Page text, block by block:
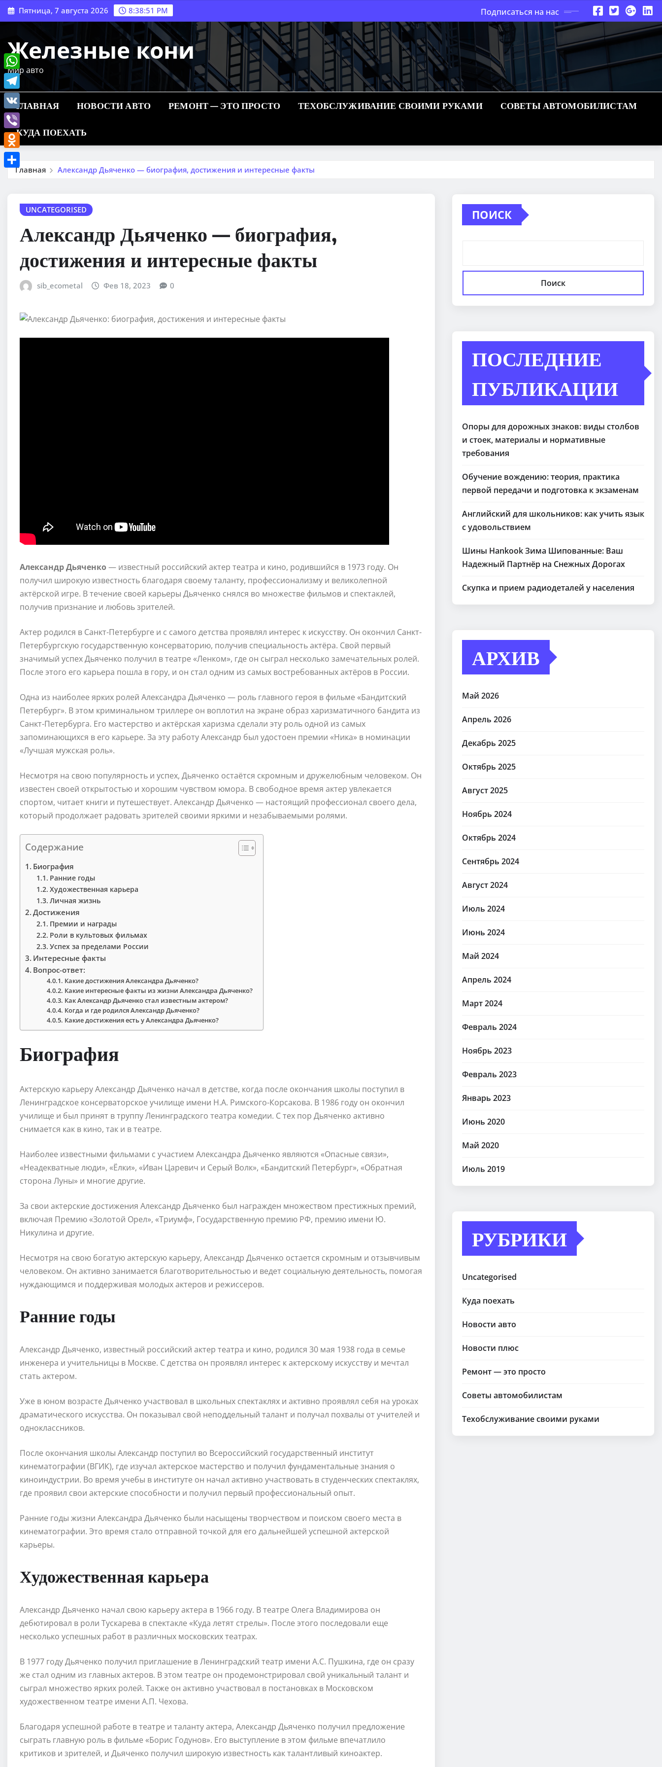
Перейти
к
Пятница, 7 августа 2026 8:38:52 PM Подписаться на нас
Железные кони
Мир авто
ГЛАВНАЯ НОВОСТИ АВТО РЕМОНТ — ЭТО ПРОСТО ТЕХОБСЛУЖИВАНИЕ СВОИМИ РУКАМИ СОВЕТЫ АВТОМОБИЛИСТАМ
КУДА ПОЕХАТЬ
Главная Александр Дьяченко — биография, достижения и интересные факты
UNCATEGORISED
Александр Дьяченко — биография,
достижения и интересные факты
sib_ecometal Фев 18, 2023 0
Александр Дьяченко — известный российский актер театра и кино, родившийся в 1973 году. Он
получил широкую известность благодаря своему таланту, профессионализму и великолепной
актёрской игре. В течение своей карьеры Дьяченко снялся во множестве фильмов и спектаклей,
получив признание и любовь зрителей.
Актер родился в Санкт-Петербурге и с самого детства проявлял интерес к искусству. Он окончил Санкт-
Петербургскую государственную консерваторию, получив специальность актёра. Свой первый
значимый успех Дьяченко получил в театре «Ленком», где он сыграл несколько замечательных ролей.
После этого его карьера пошла в гору, и он стал одним из самых востребованных актёров в России.
Одна из наиболее ярких ролей Александра Дьяченко — роль главного героя в фильме «Бандитский
Петербург». В этом криминальном триллере он воплотил на экране образ харизматичного бандита из
Санкт-Петербурга. Его мастерство и актёрская харизма сделали эту роль одной из самых
запоминающихся в его карьере. За эту работу Александр был удостоен премии «Ника» в номинации
«Лучшая мужская роль».
Несмотря на свою популярность и успех, Дьяченко остаётся скромным и дружелюбным человеком. Он
известен своей открытостью и хорошим чувством юмора. В свободное время актер увлекается
спортом, читает книги и путешествует. Александр Дьяченко — настоящий профессионал своего дела,
который продолжает радовать зрителей своими яркими и незабываемыми ролями.
Содержание
Биография
Ранние годы
Художественная карьера
Личная жизнь
Достижения
Премии и награды
Роли в культовых фильмах
Успех за пределами России
Интересные факты
Вопрос-ответ:
Какие достижения Александра Дьяченко?
Какие интересные факты из жизни Александра Дьяченко?
Как Александр Дьяченко стал известным актером?
Когда и где родился Александр Дьяченко?
Какие достижения есть у Александра Дьяченко?
Биография
Актерскую карьеру Александр Дьяченко начал в детстве, когда после окончания школы поступил в
Ленинградское консерваторское училище имени Н.А. Римского-Корсакова. В 1986 году он окончил
училище и был принят в труппу Ленинградского театра комедии. С тех пор Дьяченко активно
снимается как в кино, так и в театре.
Наиболее известными фильмами с участием Александра Дьяченко являются «Опасные связи»,
«Неадекватные люди», «Ёлки», «Иван Царевич и Серый Волк», «Бандитский Петербург», «Обратная
сторона Луны» и многие другие.
За свои актерские достижения Александр Дьяченко был награжден множеством престижных премий,
включая Премию «Золотой Орел», «Триумф», Государственную премию РФ, премию имени Ю.
Никулина и другие.
Несмотря на свою богатую актерскую карьеру, Александр Дьяченко остается скромным и отзывчивым
человеком. Он активно занимается благотворительностью и ведет социальную деятельность, помогая
нуждающимся и поддерживая молодых актеров и режиссеров.
Ранние годы
Александр Дьяченко, известный российский актер театра и кино, родился 30 мая 1938 года в семье
инженера и учительницы в Москве. С детства он проявлял интерес к актерскому искусству и мечтал
стать актером.
Уже в юном возрасте Дьяченко участвовал в школьных спектаклях и активно проявлял себя на уроках
драматического искусства. Он показывал свой неподдельный талант и получал похвалы от учителей и
одноклассников.
После окончания школы Александр поступил во Всероссийский государственный институт
кинематографии (ВГИК), где изучал актерское мастерство и получил фундаментальные знания о
киноиндустрии. Во время учебы в институте он начал активно участвовать в студенческих спектаклях,
где проявил свои актерские способности и получил первый профессиональный опыт.
Ранние годы жизни Александра Дьяченко были насыщены творчеством и поиском своего места в
кинематографии. Это время стало отправной точкой для его дальнейшей успешной актерской
карьеры.
Художественная карьера
Александр Дьяченко начал свою карьеру актера в 1966 году. В театре Олега Владимирова он
дебютировал в роли Тускарева в спектакле «Куда летят стрелы». После этого последовали еще
несколько успешных работ в различных московских театрах.
В 1977 году Дьяченко получил приглашение в Ленинградский театр имени А.С. Пушкина, где он сразу
же стал одним из главных актеров. В этом театре он продемонстрировал свой уникальный талант и
сыграл множество ярких ролей. Также он активно участвовал в постановках в Московском
художественном театре имени А.П. Чехова.
Благодаря успешной работе в театре и таланту актера, Александр Дьяченко получил предложение
сыграть главную роль в фильме «Борис Годунов». Его выступление в этом фильме впечатлило
критиков и зрителей, и Дьяченко получил широкую известность как талантливый киноактер.
ПОИСК
Поиск
ПОСЛЕДНИЕ
ПУБЛИКАЦИИ
Опоры для дорожных знаков: виды столбов
и стоек, материалы и нормативные
требования
Обучение вождению: теория, практика
первой передачи и подготовка к экзаменам
Английский для школьников: как учить язык
с удовольствием
Шины Hankook Зима Шипованные: Ваш
Надежный Партнёр на Снежных Дорогах
Скупка и прием радиодеталей у населения
АРХИВ
Май 2026
Апрель 2026
Декабрь 2025
Октябрь 2025
Август 2025
Ноябрь 2024
Октябрь 2024
Сентябрь 2024
Август 2024
Июль 2024
Июнь 2024
Май 2024
Апрель 2024
Март 2024
Февраль 2024
Ноябрь 2023
Февраль 2023
Январь 2023
Июнь 2020
Май 2020
Июль 2019
РУБРИКИ
Uncategorised
Куда поехать
Новости авто
Новости плюс
Ремонт — это просто
Советы автомобилистам
Техобслуживание своими руками
WhatsApp
Telegram
VK
Viber
Odnoklassniki
Отправить